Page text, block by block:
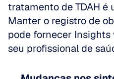
tratamento de TDAH
Manter o registro de
pode fornecer Insights
seu profissional de